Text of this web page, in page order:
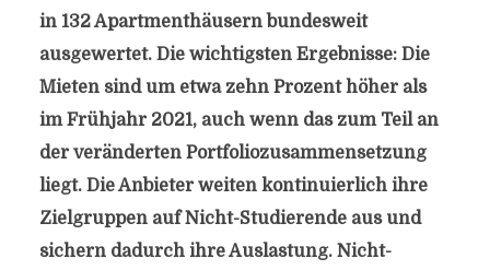
in 132 Apartmenthäusern bundesweit
ausgewertet. Die wichtigsten Ergebnisse: Die
Mieten sind um etwa zehn Prozent höher als
im Frühjahr 2021, auch wenn das zum Teil an
der veränderten Portfoliozusammensetzung
liegt. Die Anbieter weiten kontinuierlich ihre
Zielgruppen auf Nicht-Studierende aus und
sichern dadurch ihre Auslastung. Nicht-